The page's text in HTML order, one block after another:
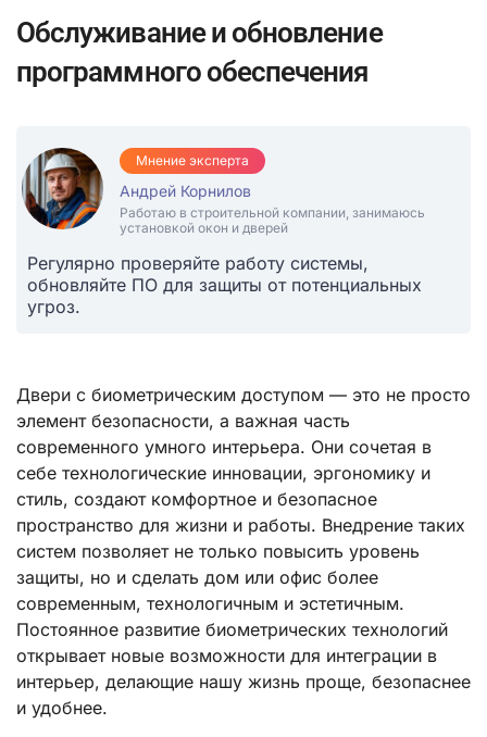
Обслуживание и обновление
программного обеспечения
Мнение эксперта
Андрей Корнилов
Работаю в строительной компании, занимаюсь
установкой окон и дверей
Регулярно проверяйте работу системы,
обновляйте ПО для защиты от потенциальных
угроз.
Двери с биометрическим доступом — это не просто
элемент безопасности, а важная часть
современного умного интерьера. Они сочетая в
себе технологические инновации, эргономику и
стиль, создают комфортное и безопасное
пространство для жизни и работы. Внедрение таких
систем позволяет не только повысить уровень
защиты, но и сделать дом или офис более
современным, технологичным и эстетичным.
Постоянное развитие биометрических технологий
открывает новые возможности для интеграции в
интерьер, делающие нашу жизнь проще, безопаснее
и удобнее.